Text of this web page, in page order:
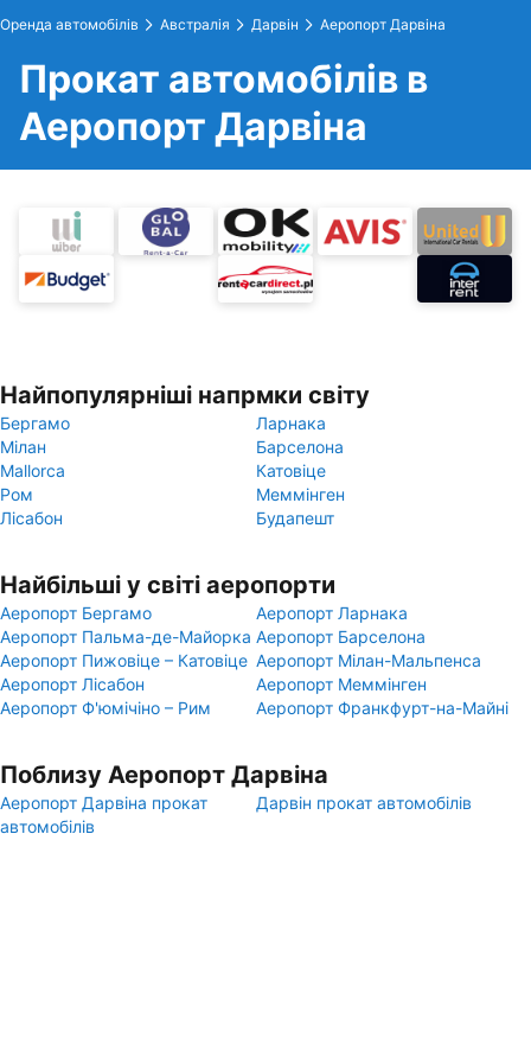
Оренда автомобілів Австралія Дарвін Аеропорт Дарвіна
Прокат автомобілів в
Аеропорт Дарвіна
Найпопулярніші напрмки світу
Бергамо
Ларнака
Мілан
Барселона
Mallorca
Катовіце
Ром
Меммінген
Лісабон
Будапешт
Найбільші у світі аеропорти
Аеропорт Бергамо
Аеропорт Ларнака
Аеропорт Пальма-де-Майорка Аеропорт Барселона
Аеропорт Пижовіце – Катовіце Аеропорт Мілан-Мальпенса
Аеропорт Лісабон
Аеропорт Меммінген
Аеропорт Ф'юмічіно – Рим
Аеропорт Франкфурт-на-Майні
Поблизу Аеропорт Дарвіна
Аеропорт Дарвіна прокат
автомобілів
Дарвін прокат автомобілів